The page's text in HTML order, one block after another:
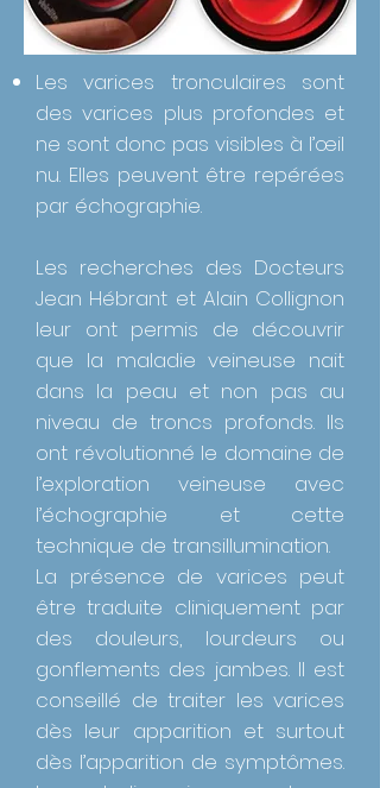
Les varices tronculaires sont
des varices plus profondes et
ne sont donc pas visibles à l’œil
nu. Elles peuvent être repérées
par échographie.
Les recherches des Docteurs
Jean Hébrant et Alain Collignon
leur ont permis de découvrir
que la maladie veineuse nait
dans la peau et non pas au
niveau de troncs profonds. Ils
ont révolutionné le domaine de
l’exploration veineuse avec
l’échographie et cette
technique de transillumination.
La présence de varices peut
être traduite cliniquement par
des douleurs, lourdeurs ou
gonflements des jambes. Il est
conseillé de traiter les varices
dès leur apparition et surtout
dès l’apparition de symptômes.